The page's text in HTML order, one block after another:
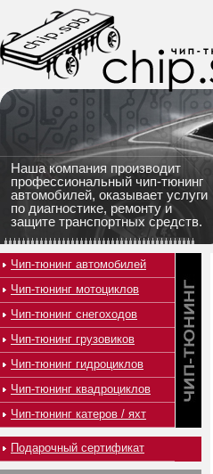
Наша компания производит
профессиональный чип-тюнинг
автомобилей, оказывает услуги
по диагностике, ремонту и
защите транспортных средств.
Чип-тюнинг автомобилей
Чип-тюнинг мотоциклов
Чип-тюнинг снегоходов
Чип-тюнинг грузовиков
Чип-тюнинг гидроциклов
Чип-тюнинг квадроциклов
Чип-тюнинг катеров / яхт
Подарочный сертификат